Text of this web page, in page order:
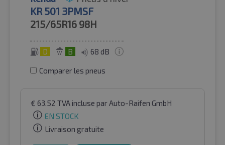
KR 501 3PMSF
215/65R16 98H
D B 68 dB
Comparer les pneus
€ 63.52 TVA incluse par Auto-Raifen GmbH
EN STOCK
Livraison gratuite